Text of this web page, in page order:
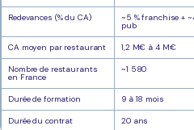
Redevances (% du CA) ~5 % franchise +
pub
CA moyen par restaurant 1,2 M€ à 4 M€
Nombre de restaurants
en France
~1 580
Durée de formation 9 à 18 mois
Durée du contrat 20 ans